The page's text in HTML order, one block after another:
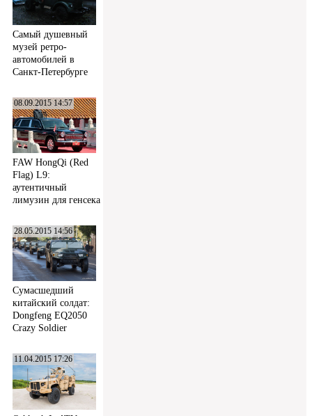
Самый душевный
музей ретро-
автомобилей в
Санкт-Петербурге
08.09.2015 14:57
FAW HongQi (Red
Flag) L9:
аутентичный
лимузин для генсека
28.05.2015 14:56
Сумасшедший
китайский солдат:
Dongfeng EQ2050
Crazy Soldier
11.04.2015 17:26